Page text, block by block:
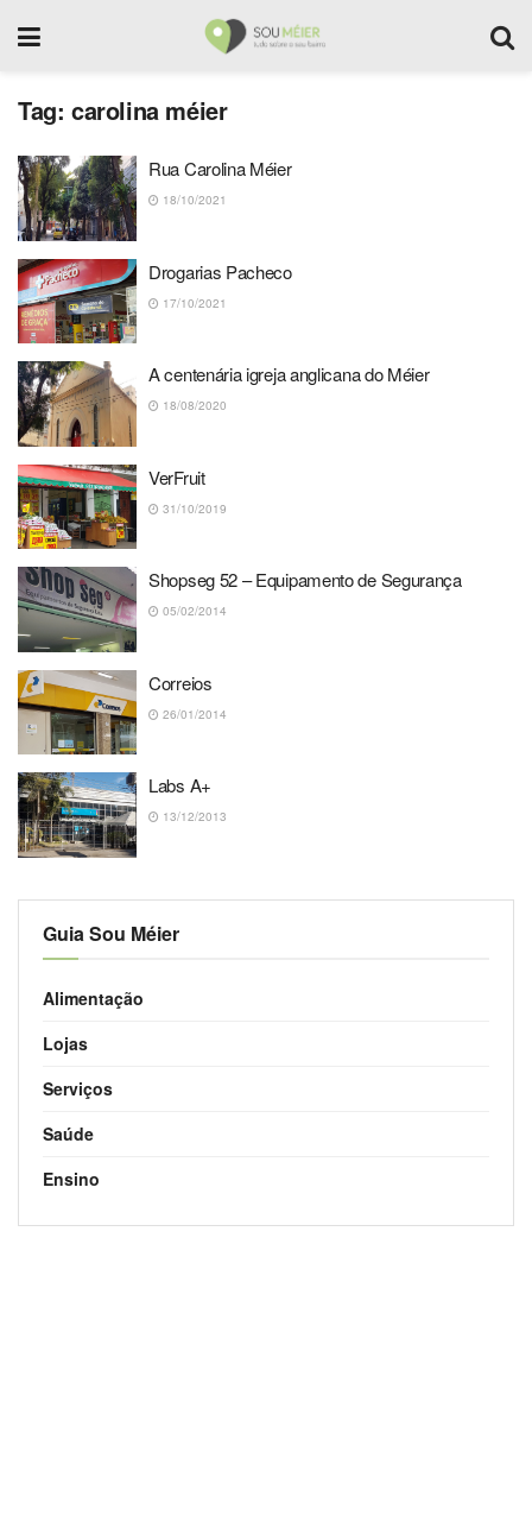
Tag: carolina méier
Rua Carolina Méier
18/10/2021
Drogarias Pacheco
17/10/2021
A centenária igreja anglicana do Méier
18/08/2020
VerFruit
31/10/2019
Shopseg 52 – Equipamento de Segurança
05/02/2014
Correios
26/01/2014
Labs A+
13/12/2013
Guia Sou Méier
Alimentação
Lojas
Serviços
Saúde
Ensino